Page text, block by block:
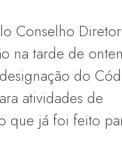
Conselho
na tarde de
do
atividades de
que já foi feito